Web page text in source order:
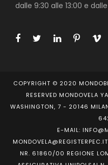
dalle 9:30 alle 13:00 e
COPYRIGHT © 2020
RESERVED MONDOVELA
WASHINGTON, 7 - 20146
E-MAIL:
NR. 61860/00 REGIONE